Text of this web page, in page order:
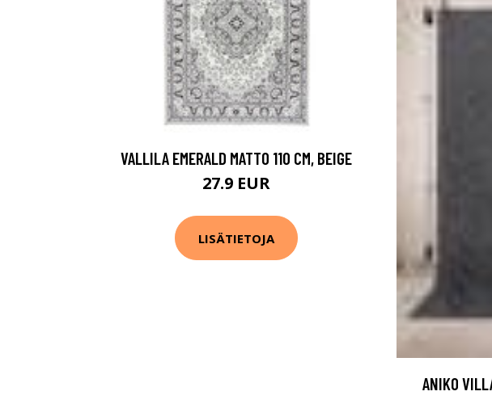
VALLILA EMERALD MATTO 110 CM, BEIGE
27.9 EUR
LISÄTIETOJA
ANIKO